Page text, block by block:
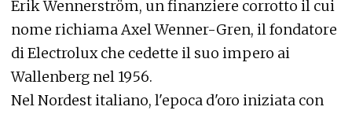
Erik Wennerström, un finanziere corrotto il cui
nome richiama Axel Wenner-Gren, il fondatore
di Electrolux che cedette il suo impero ai
Wallenberg nel 1956.
Nel Nordest italiano, l'epoca d'oro iniziata con